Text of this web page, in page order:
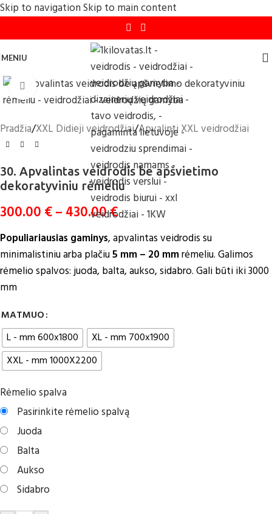
Skip to navigationSkip to main content
MENIU
Click to enlarge
Pradžia/XXL Didieji veidrodžiai/Apvalinti XXL veidrodžiai
30. Apvalintas veidrodis be apšvietimo
dekoratyviniu rėmeliu
300.00 €– 430.00€
Populiariausias gaminys, apvalintas veidrodis su
minimalistiniuarba plačiu5 mm – 20 mmrėmeliu. Galimos
rėmelio spalvos: juoda, balta, aukso, sidabro. Gali būti iki 3000
mm
MATMUO
L - mm 600x1800
XL - mm 700x1900
XXL - mm 1000X2200
Rėmelio spalva
Pasirinkite rėmelio spalvą
Juoda
Balta
Aukso
Sidabro